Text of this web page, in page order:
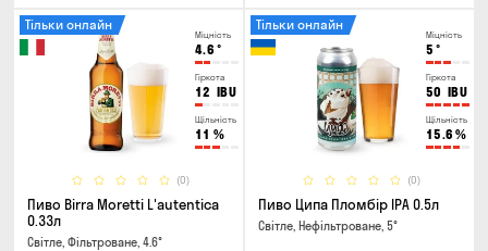
Міцність
4.6 °
Гіркота
12 IBU
Щільність
11 %
(0)
Тільки онлайн
Пиво Birra Moretti L'autentica
0.33л
Світле, Фільтроване, 4.6°
Міцність
5 °
Гіркота
50 IBU
Щільність
15.6 %
(0)
Тільки онлайн
Пиво Ципа Пломбір IPA 0.5л
Світле, Нефільтроване, 5°